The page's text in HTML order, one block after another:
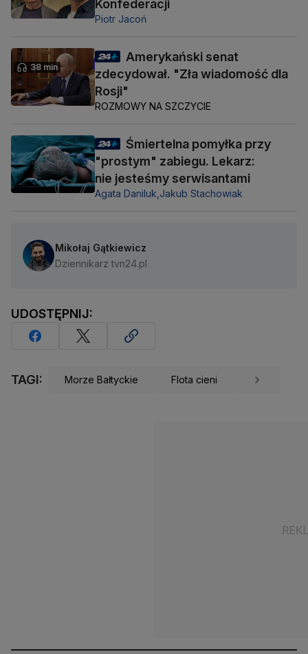
Konfederacji
Piotr Jacoń
38 min
Amerykański senat
zdecydował. "Zła wiadomość dla
Rosji"
ROZMOWY NA SZCZYCIE
Śmiertelna pomyłka przy
"prostym" zabiegu. Lekarz:
nie jesteśmy serwisantami
Agata Daniluk, Jakub Stachowiak
Mikołaj Gątkiewicz
Dziennikarz tvn24.pl
UDOSTĘPNIJ:
TAGI: Morze Bałtyckie Flota cieni